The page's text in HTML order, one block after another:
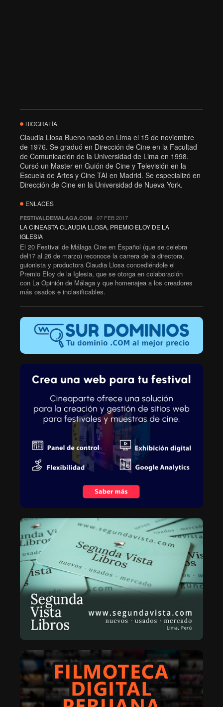
BIOGRAFÍA
Claudia Llosa Bueno nació en Lima el 15 de noviembre
de 1976. Se graduó en Dirección de Cine en la Facultad
de Comunicación de la Universidad de Lima en 1998.
Cursó un Master en Guión de Cine y Televisión en la
Escuela de Artes y Cine TAI en Madrid. Se especializó en
Dirección de Cine en la Universidad de Nueva York.
ENLACES
FESTIVALDEMALAGA.COM · 07 FEB 2017
LA CINEASTA CLAUDIA LLOSA, PREMIO ELOY DE LA
IGLESIA
El 20 Festival de Málaga Cine en Español (que se celebra
del17 al 26 de marzo) reconoce la carrera de la directora,
guionista y productora Claudia Llosa concediéndole el
Premio Eloy de la Iglesia, que se otorga en colaboración
con La Opinión de Málaga y que homenajea a los creadores
más osados e inclasificables.